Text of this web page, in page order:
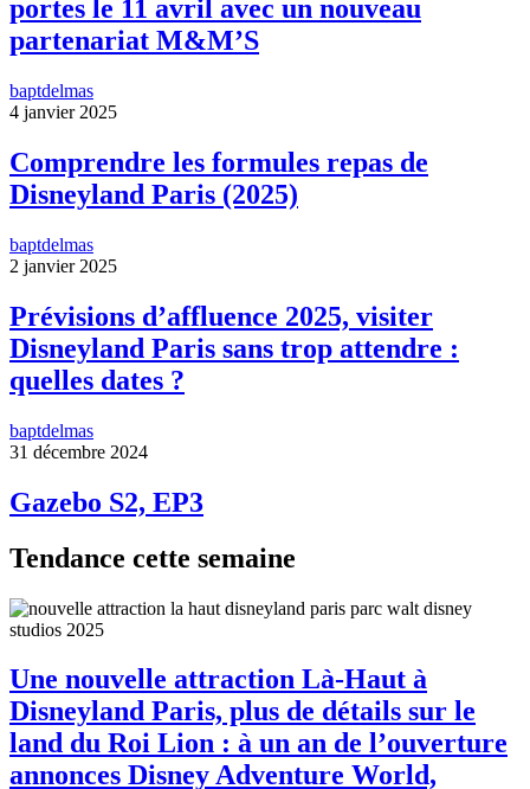
portes le 11 avril avec un nouveau
partenariat M&M’S
baptdelmas
4 janvier 2025
Comprendre les formules repas de
Disneyland Paris (2025)
baptdelmas
2 janvier 2025
Prévisions d’affluence 2025, visiter
Disneyland Paris sans trop attendre :
quelles dates ?
baptdelmas
31 décembre 2024
Gazebo S2, EP3
Tendance cette semaine
Une nouvelle attraction Là-Haut à
Disneyland Paris, plus de détails sur le
land du Roi Lion : à un an de l’ouverture
annonces Disney Adventure World,